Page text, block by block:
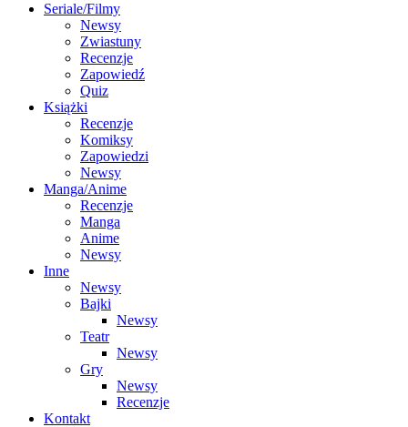
Seriale/Filmy
Newsy
Zwiastuny
Recenzje
Zapowiedź
Quiz
Książki
Recenzje
Komiksy
Zapowiedzi
Newsy
Manga/Anime
Recenzje
Manga
Anime
Newsy
Inne
Newsy
Bajki
Newsy
Teatr
Newsy
Gry
Newsy
Recenzje
Kontakt